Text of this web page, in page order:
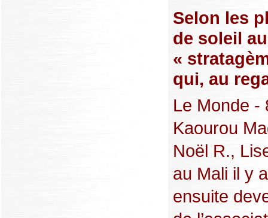
Selon les
de soleil
«
qui, au
Le Monde -
Kaourou
Noël R.,
au Mali il y
ensuite